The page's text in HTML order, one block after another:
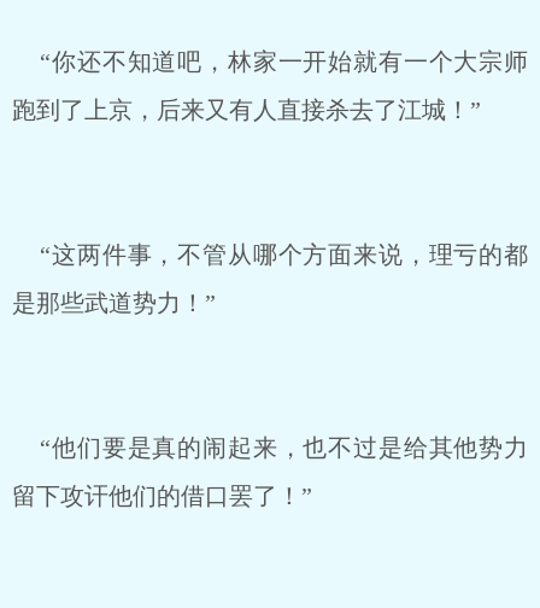
“你还不知道吧，林家一开始就有一个大宗师
跑到了上京，后来又有人直接杀去了江城！”
“这两件事，不管从哪个方面来说，理亏的都
是那些武道势力！”
“他们要是真的闹起来，也不过是给其他势力
留下攻讦他们的借口罢了！”